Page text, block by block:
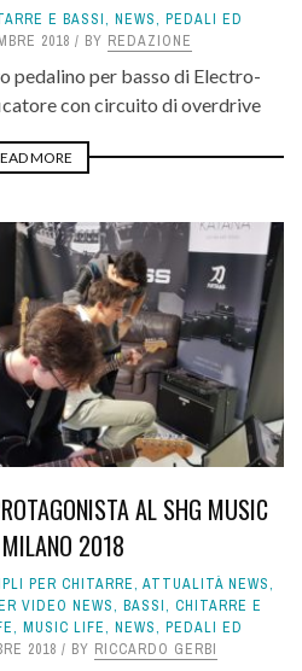
E BASSI, NEWS, PEDALI ED
2018 BY REDAZIONE
pedalino per basso di Electro-
con circuito di overdrive
MORE
AL SHG MUSIC
2018
PER CHITARRE, ATTUALITÀ NEWS,
VIDEO NEWS, BASSI, CHITARRE E
, MUSIC LIFE, NEWS, PEDALI ED
2018 BY RICCARDO GERBI